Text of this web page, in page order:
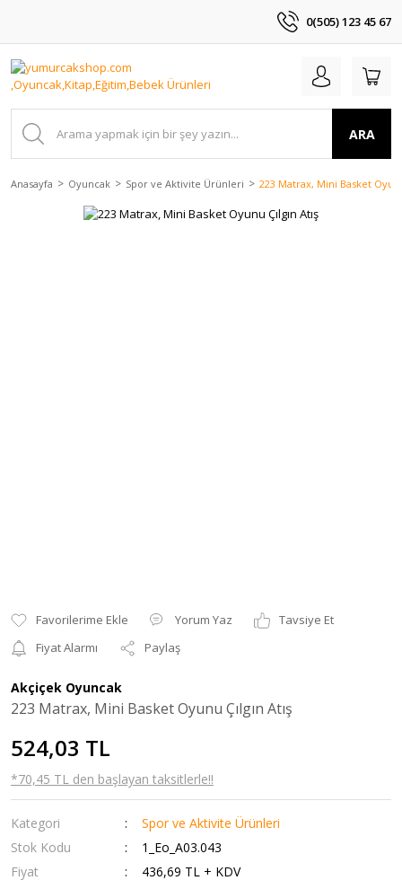
0(505) 123 45 67
ARA
Anasayfa Oyuncak Spor ve Aktivite Ürünleri 223 Matrax, Mini Basket Oyunu
Yorum Yaz
Tavsiye Et
Fiyat Alarmı
Paylaş
Akçiçek Oyuncak
223 Matrax, Mini Basket Oyunu Çılgın Atış
524,03 TL
*70,45 TL den başlayan taksitlerle!!
Kategori
Spor ve Aktivite Ürünleri
Stok Kodu
1_Eo_A03.043
Fiyat
436,69 TL + KDV